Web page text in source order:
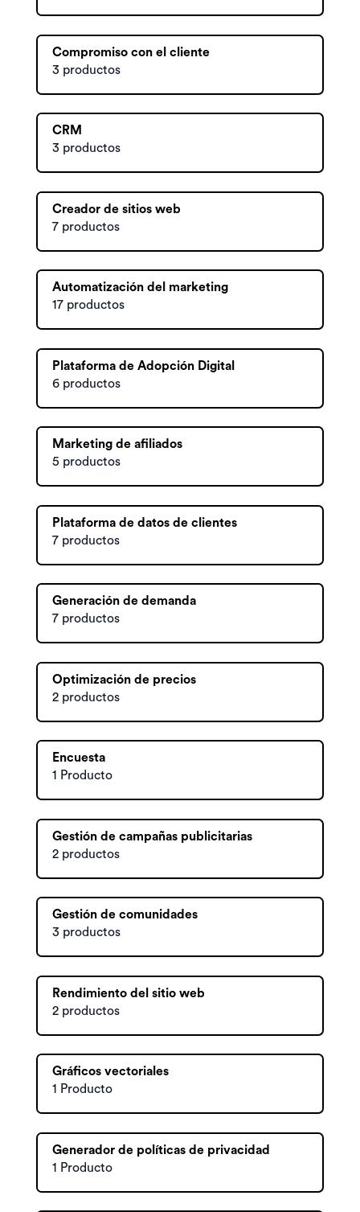
Compromiso con el cliente
3 productos
CRM
3 productos
Creador de sitios web
7 productos
Automatización del marketing
17 productos
Plataforma de Adopción Digital
6 productos
Marketing de afiliados
5 productos
Plataforma de datos de clientes
7 productos
Generación de demanda
7 productos
Optimización de precios
2 productos
Encuesta
1 Producto
Gestión de campañas publicitarias
2 productos
Gestión de comunidades
3 productos
Rendimiento del sitio web
2 productos
Gráficos vectoriales
1 Producto
Generador de políticas de privacidad
1 Producto